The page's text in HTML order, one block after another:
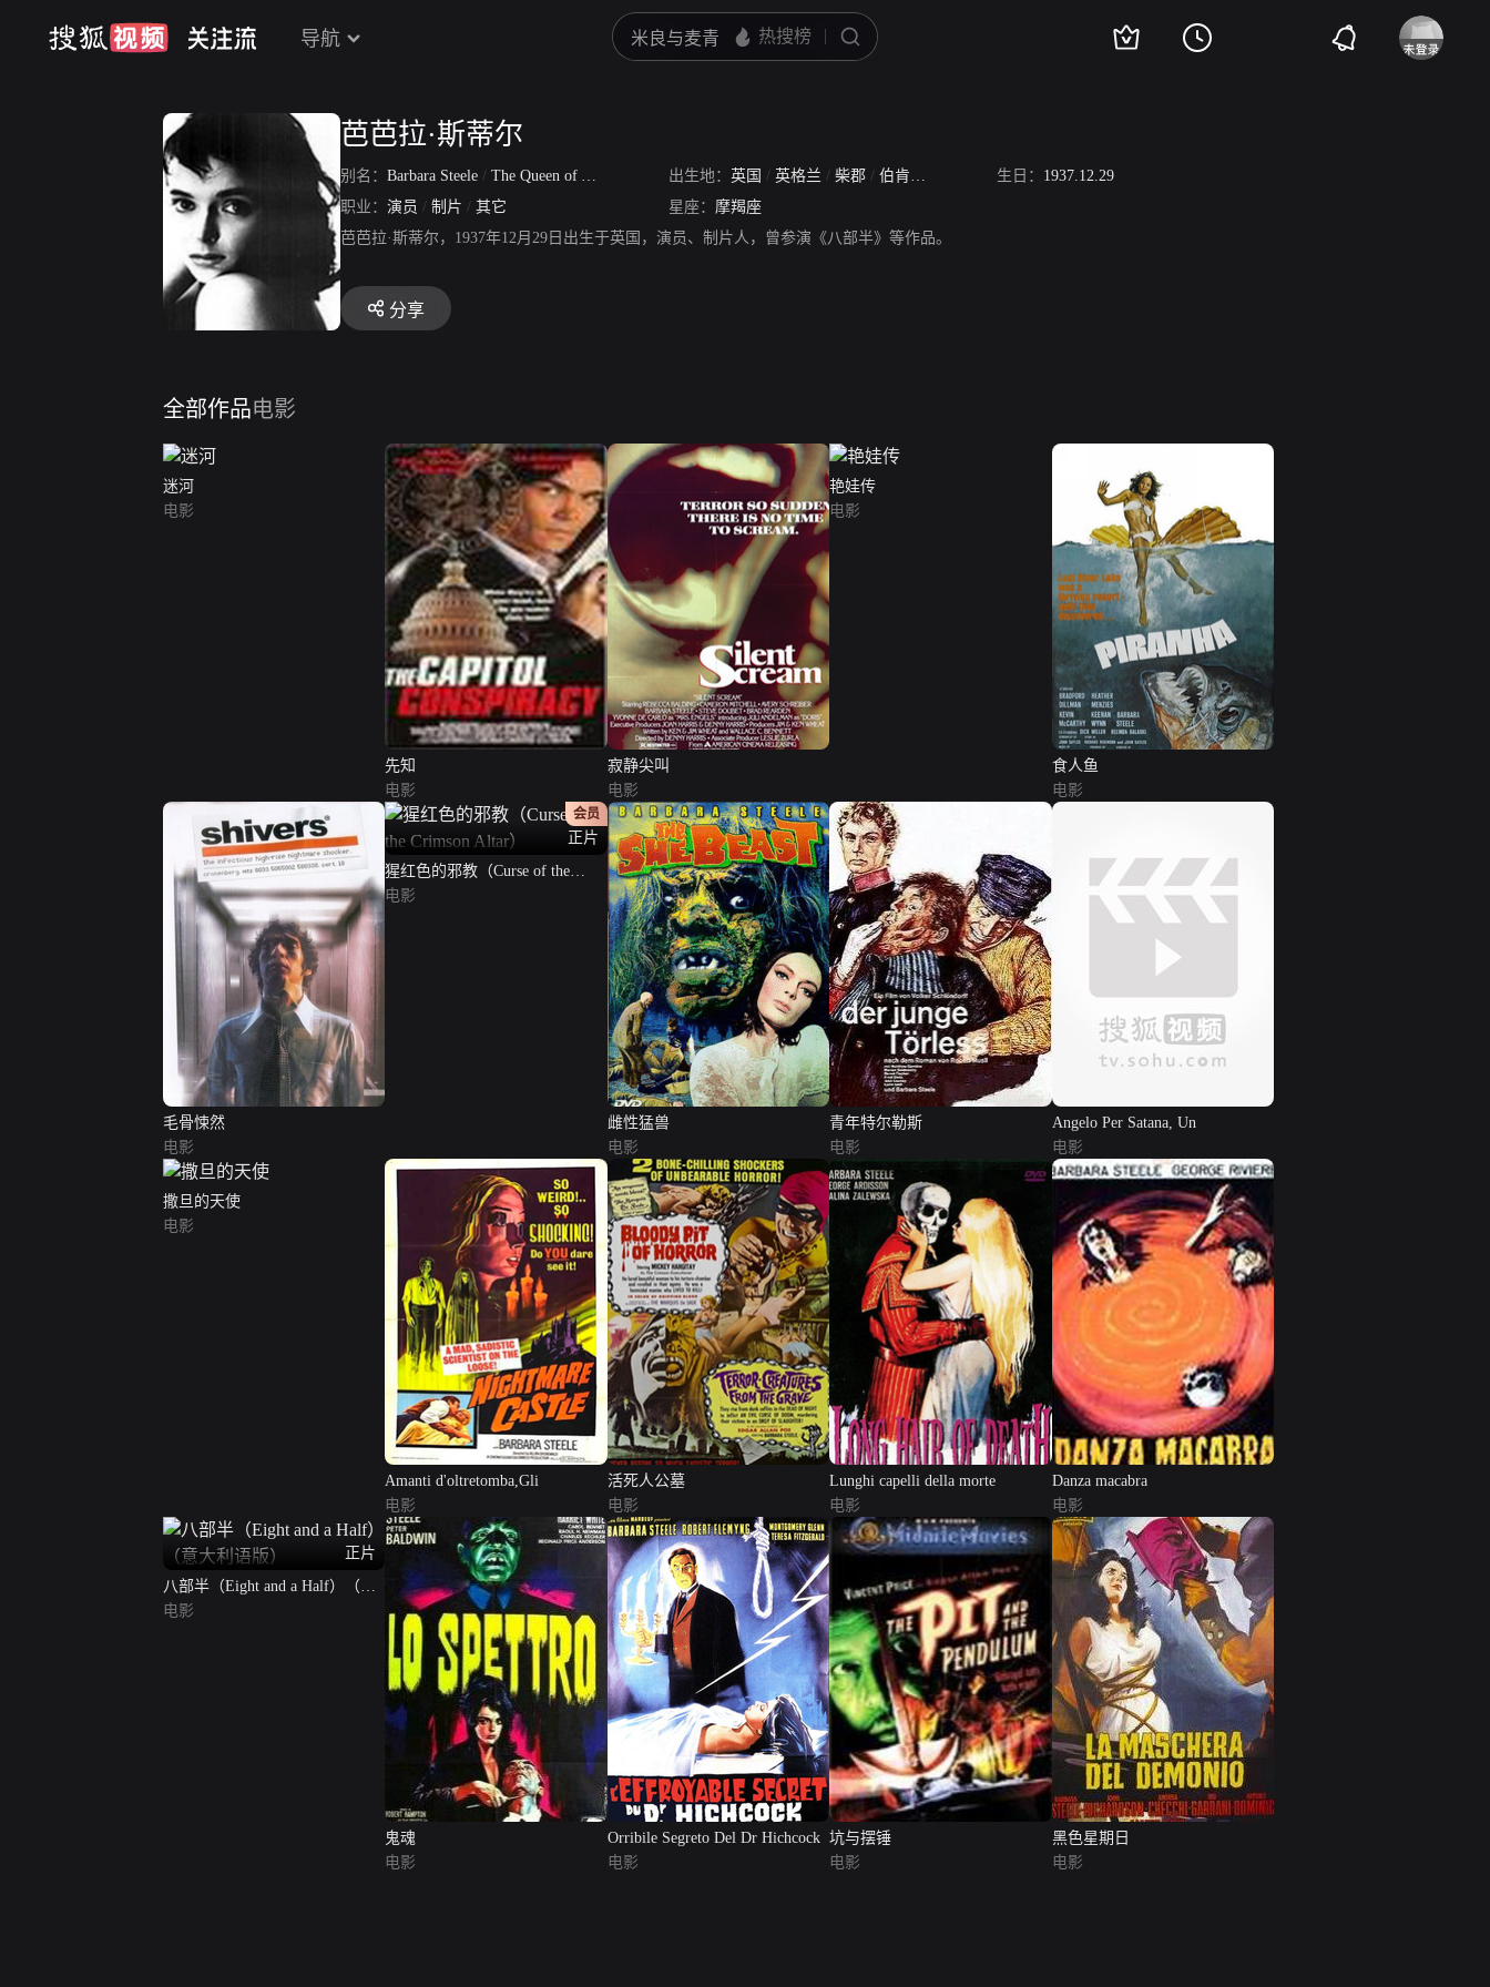
导航
芭芭拉·斯蒂尔
别名： Barbara Steele / The Queen of All Scream Queens 出生地： 英国 / 英格兰 / 柴郡 / 伯肯黑德 生日： 1937.12.29
职业： 演员 / 制片 / 其它 星座： 摩羯座
芭芭拉·斯蒂尔，1937年12月29日出生于英国，演员、制片人，曾参演《八部半》等作品。
分享
全部作品电影
迷河
电影
先知
电影
寂静尖叫
电影
艳娃传
电影
食人鱼
电影
毛骨悚然
电影
正片
会员
猩红色的邪教（Curse of the
Crimson Altar）
电影
雌性猛兽
电影
青年特尔勒斯
电影
Angelo Per Satana, Un
电影
撒旦的天使
电影
Amanti d'oltretomba,Gli
电影
活死人公墓
电影
Lunghi capelli della morte
电影
Danza macabra
电影
正片
八部半（Eight and a Half）（意
大利语版）
电影
鬼魂
电影
Orribile Segreto Del Dr Hichcock
电影
坑与摆锤
电影
黑色星期日
电影